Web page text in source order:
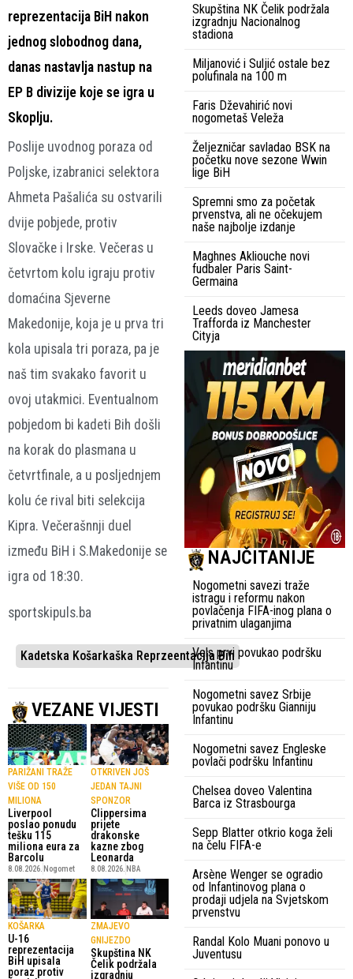
reprezentacija BiH nakon
jednog slobodnog dana,
danas nastavlja nastup na
EP B divizije koje se igra u
Skoplju.
Poslije uvodnog poraza od
Poljske, izabranici selektora
Ahmeta Pašalića su ostvarili
dvije pobjede, protiv
Slovačke i Irske. Večeras u
četvrtom kolu igraju protiv
domaćina Sjeverne
Makedonije, koja je u prva tri
kola upisala tri poraza, pa je
naš tim svakako favorit u
ovoj utakmici. Eventualnom
pobjedom bi kadeti Bih došli
na korak do plasmana u
četvrtfinale, a u posljednjem
kolu će rival biti selekcija
Kipra. Večerašnnji duel
između BiH i S.Makedonije se
igra od 18:30.
sportskipuls.ba
Kadetska Košarkaška Reprzeentacija Bih
VEZANE VIJESTI
PARIŽANI TRAŽE
VIŠE OD 150
MILIONA
Liverpool
poslao ponudu
tešku 115
miliona eura za
Barcolu
8.08.2026. Nogomet
OTKRIVEN JOŠ
JEDAN TAJNI
SPONZOR
Clippersima
prijete
drakonske
kazne zbog
Leonarda
8.08.2026. NBA
KOŠARKA
U-16
reprezentacija
BiH upisala
poraz protiv
ZMAJEVO
GNIJEZDO
Skupština NK
Čelik podržala
izgradnju
Skupština NK Čelik podržala
izgradnju Nacionalnog
stadiona
Miljanović i Suljić ostale bez
polufinala na 100 m
Faris Dževahirić novi
nogometaš Veleža
Željezničar savladao BSK na
početku nove sezone Wwin
lige BiH
Spremni smo za početak
prvenstva, ali ne očekujem
naše najbolje izdanje
Maghnes Akliouche novi
fudbaler Paris Saint-
Germaina
Leeds doveo Jamesa
Trafforda iz Manchester
Cityja
NAJČITANIJE
Nogometni savezi traže
istragu i reformu nakon
povlačenja FIFA-inog plana o
privatnim ulaganjima
Vels prvi povukao podršku
Infantinu
Nogometni savez Srbije
povukao podršku Gianniju
Infantinu
Nogometni savez Engleske
povlači podršku Infantinu
Chelsea doveo Valentina
Barca iz Strasbourga
Sepp Blatter otkrio koga želi
na čelu FIFA-e
Arsène Wenger se ogradio
od Infantinovog plana o
prodaji udjela na Svjetskom
prvenstvu
Randal Kolo Muani ponovo u
Juventusu